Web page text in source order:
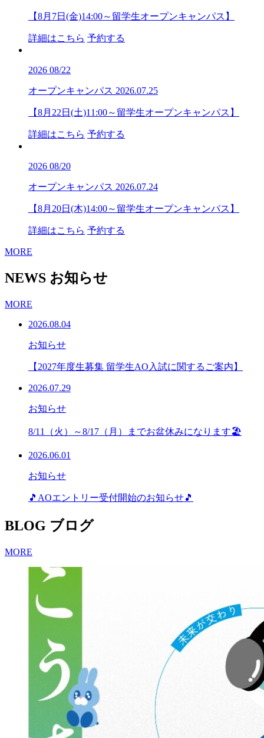
【8月7日(金)14:00～留学生オープンキャンパス】
詳細はこちら 予約する
2026 08/22
オープンキャンパス 2026.07.25
【8月22日(土)11:00～留学生オープンキャンパス】
詳細はこちら 予約する
2026 08/20
オープンキャンパス 2026.07.24
【8月20日(木)14:00～留学生オープンキャンパス】
詳細はこちら 予約する
MORE
NEWS お知らせ
MORE
2026.08.04
お知らせ
【2027年度生募集 留学生AO入試に関するご案内】
2026.07.29
お知らせ
8/11（火）～8/17（月）までお盆休みになります🏖
2026.06.01
お知らせ
🎵AOエントリー受付開始のお知らせ🎵
BLOG ブログ
MORE